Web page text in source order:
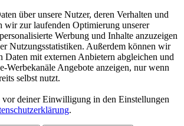
über unsere Nutzer, deren Verhalten und
wir zur laufenden Optimierung unserer
Werbung und Inhalte anzuzeigen
Nutzungsstatistiken. Außerdem können wir
Daten mit externen Anbietern abgleichen und
Werbekanäle Angebote anzeigen, nur wenn
selbst nutzt.
deiner Einwilligung in den Einstellungen
.